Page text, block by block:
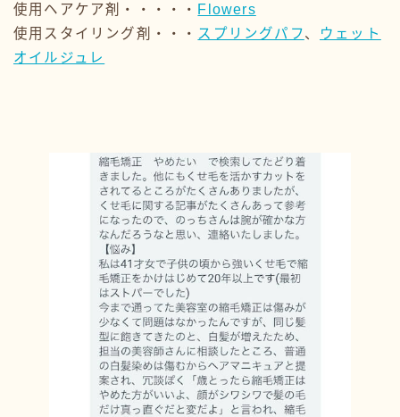
使用ヘアケア剤・・・・・ Flowers
使用スタイリング剤・・・ スプリングパフ、
ウェット
オイルジュレ